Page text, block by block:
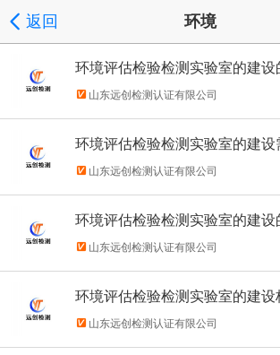
返回 环境
环境评估检验检测实验室的建
因素及报价
山东远创检测认证有限公司
环境评估检验检测实验室的建
案及报价
山东远创检测认证有限公司
环境评估检验检测实验室的建设
山东远创检测认证有限公司
环境评估检验检测实验室的建设
山东远创检测认证有限公司